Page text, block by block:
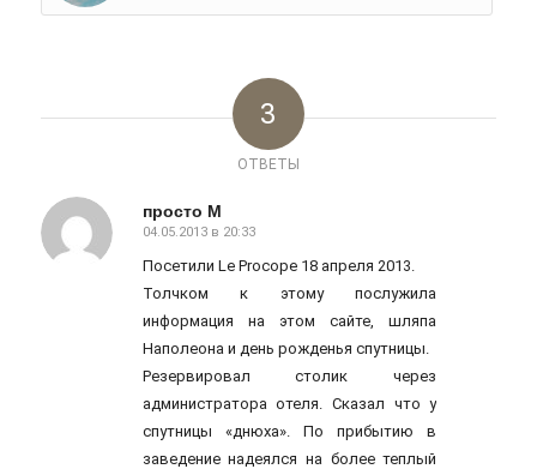
3
ОТВЕТЫ
просто М
говорит:
04.05.2013 в 20:33
Посетили Le Procope 18 апреля 2013.
Толчком к этому послужила
информация на этом сайте, шляпа
Наполеона и день рожденья спутницы.
Резервировал столик через
администратора отеля. Сказал что у
спутницы «днюха». По прибытию в
заведение надеялся на более теплый